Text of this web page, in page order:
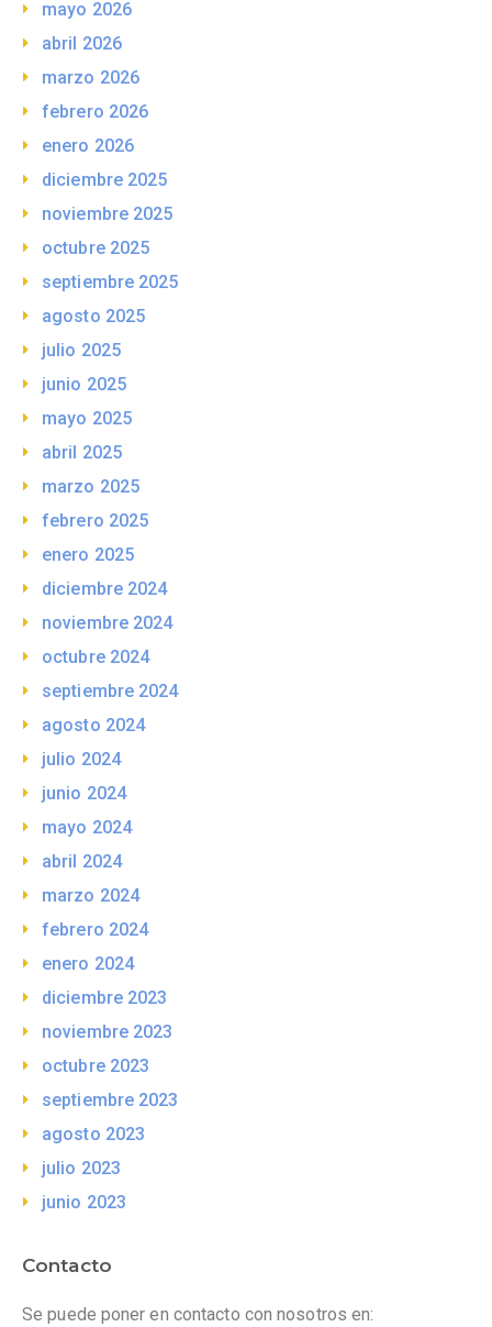
mayo 2026
abril 2026
marzo 2026
febrero 2026
enero 2026
diciembre 2025
noviembre 2025
octubre 2025
septiembre 2025
agosto 2025
julio 2025
junio 2025
mayo 2025
abril 2025
marzo 2025
febrero 2025
enero 2025
diciembre 2024
noviembre 2024
octubre 2024
septiembre 2024
agosto 2024
julio 2024
junio 2024
mayo 2024
abril 2024
marzo 2024
febrero 2024
enero 2024
diciembre 2023
noviembre 2023
octubre 2023
septiembre 2023
agosto 2023
julio 2023
junio 2023
Contacto
Se puede poner en contacto con nosotros en: